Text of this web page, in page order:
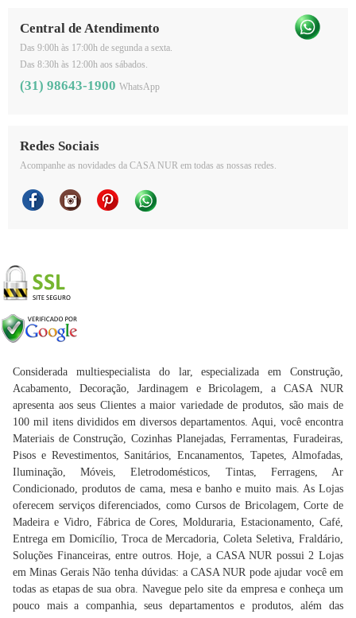
Central de Atendimento
Das 9:00h às 17:00h de segunda a sexta.
Das 8:30h às 12:00h aos sábados.
(31) 98643-1900 WhatsApp
Redes Sociais
Acompanhe as novidades da CASA NUR em todas as nossas redes.
Considerada multiespecialista do lar, especializada em Construção,
Acabamento, Decoração, Jardinagem e Bricolagem, a CASA NUR
apresenta aos seus Clientes a maior variedade de produtos, são mais de
100 mil itens divididos em diversos departamentos. Aqui, você encontra
Materiais de Construção, Cozinhas Planejadas, Ferramentas, Furadeiras,
Pisos e Revestimentos, Sanitários, Encanamentos, Tapetes, Almofadas,
Iluminação, Móveis, Eletrodomésticos, Tintas, Ferragens, Ar
Condicionado, produtos de cama, mesa e banho e muito mais. As Lojas
oferecem serviços diferenciados, como Cursos de Bricolagem, Corte de
Madeira e Vidro, Fábrica de Cores, Molduraria, Estacionamento, Café,
Entrega em Domicílio, Troca de Mercadoria, Coleta Seletiva, Fraldário,
Soluções Financeiras, entre outros. Hoje, a CASA NUR possui 2 Lojas
em Minas Gerais Não tenha dúvidas: a CASA NUR pode ajudar você em
todas as etapas de sua obra. Navegue pelo site da empresa e conheça um
pouco mais a companhia, seus departamentos e produtos, além das